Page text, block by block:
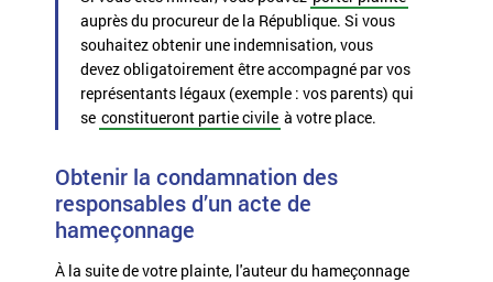
auprès du procureur de la République. Si vous
souhaitez obtenir une indemnisation, vous
devez obligatoirement être accompagné par vos
représentants légaux (exemple : vos parents) qui
se constitueront partie civile à votre place.
Obtenir la condamnation des
responsables d’un acte de
hameçonnage
À la suite de votre plainte, l'auteur du hameçonnage